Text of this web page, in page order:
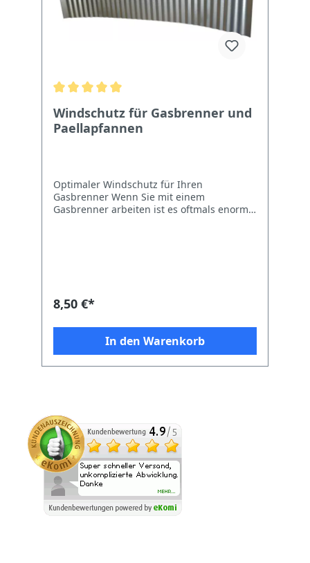
Windschutz für Gasbrenner und
Paellapfannen
Optimaler Windschutz für Ihren
Gasbrenner Wenn Sie mit einem
Gasbrenner arbeiten ist es oftmals enorm
Wetter können dies jedoch verhindern. Mit
einem praktischen Windschutz hingegen
können Ihre Speisen optimal zubereiten.
Flexibel und einfach anzubringen Unser
Windschutz ist ideal auf den Einsatz mit
der Pfanne variiert natürlich auch die
Anzahl an Elementen und somit Ihren
Gasbrenner optimal vor Seitenwind
schützen. Der herabhängende Windschutz
verhindert dabei, dass der Wind die
Richtung der Gasflammen beeinflusst oder
diese, im schlimmsten Fall, sogar löscht.
Somit ist ein solcher Windschutz ideal
8,50 €*
In den Warenkorb